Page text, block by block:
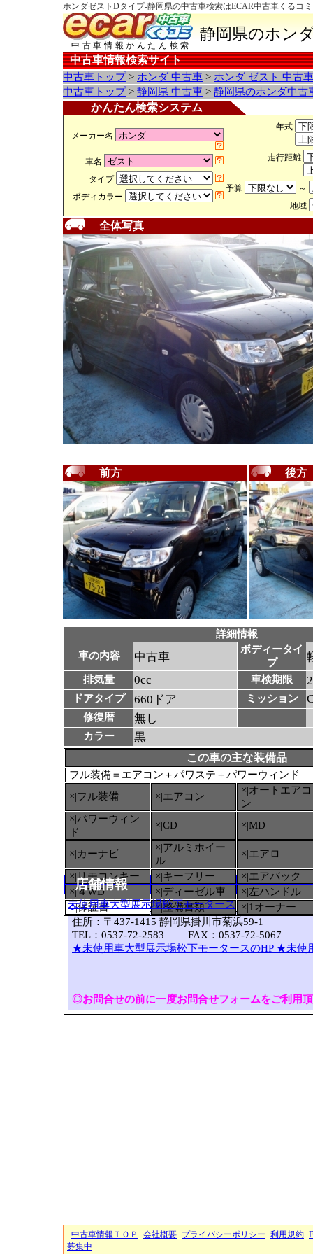
ホンダゼストDタイプ-静岡県の中古車検索はECAR中古車くるコミ
中古車情報かんたん検索
静岡県のホン
中古車情報検索サイト
中古車トップ> ホンダ 中古車 > ホンダ ゼスト 中古
中古車トップ> 静岡県 中古車 > 静岡県のホンダ中古
かんたん検索システム
メーカー名
車名
タイプ
ボディカラー
年式
走行距離
予算
～
地域
全体写真
前方 後方
詳細情報
車の内容
中古車
ボディータイ
プ
排気量 0cc 車検期限
ドアタイプ 660ドア ミッション
修復暦 無し
カラー 黒
この車の主な装備品
フル装備＝エアコン＋パワステ＋パワーウィンド
×|フル装備
×|エアコン
×|オートエアコ
ン
×|パワーウィン
ド
×|CD ×|MD
×|カーナビ
×|アルミホイー
ル
×|エアロ
×|リモコンキー
×|キーフリー
×|エアバック
×|４WD
×|ディーゼル車
×|左ハンドル
○|保証書 ×|整備書類 ×|1オーナー
店舗情報
未使用車大型展示場松下モータース
住所：〒437-1415 静岡県掛川市菊浜59-1
TEL：0537-72-2583 FAX：0537-72-5067
★未使用車大型展示場松下モータースのHP ★未使
◎お問合せの前に一度お問合せフォームをご利用
中古車情報ＴＯＰ 会社概要 プライバシーポリシー 利用規約
募集中